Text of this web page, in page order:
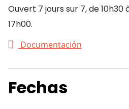
Ouvert 7 jours sur 7, de 10h30
17h00.
Documentación
Fechas